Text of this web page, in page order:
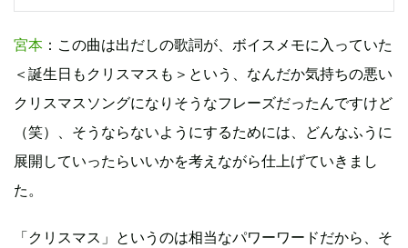
宮本 ：この曲は出だしの歌詞が、ボイスメモに入っていた
＜誕生日もクリスマスも＞という、なんだか気持ちの悪い
クリスマスソングになりそうなフレーズだったんですけど
（笑）、そうならないようにするためには、どんなふうに
展開していったらいいかを考えながら仕上げていきまし
た。
「クリスマス」というのは相当なパワーワードだから、そ